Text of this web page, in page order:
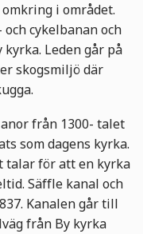
i området.
och cykelbanan och
Leden går på
skogsmiljö där
från 1300- talet
som dagens kyrka.
talar för att en kyrka
Säffle kanal och
Kanalen går till
från By kyrka